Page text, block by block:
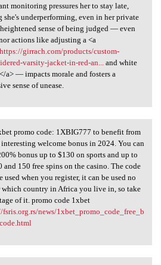
monitoring pressures her to stay late,
she's underperforming, even in her private
sense of being judged — even
actions like adjusting a <a
girrach.com/products/custom-
varsity-jacket-in-red-an...
and white
a> — impacts morale and fosters a
sense of unease.
promo code:
promo code: 1XBIG777 to benefit from
welcome bonus in 2024. You can
bonus up to $130 on sports and up to
and 150 free spins on the casino. The code
used when you register, it can be used no
which country in Africa you live in, so take
of it. promo code 1xbet
news/1xbet_promo_code_free_b